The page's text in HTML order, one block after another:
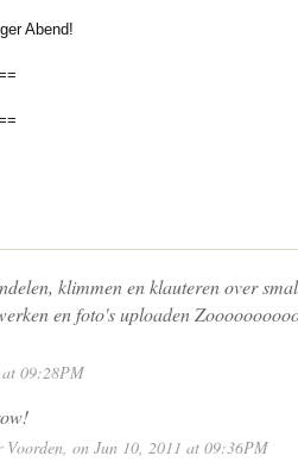
Abend!
klimmen en klauteren over
en foto's uploaden
09:28PM
Voorden , on Jun 10, 2011 at 09:36PM